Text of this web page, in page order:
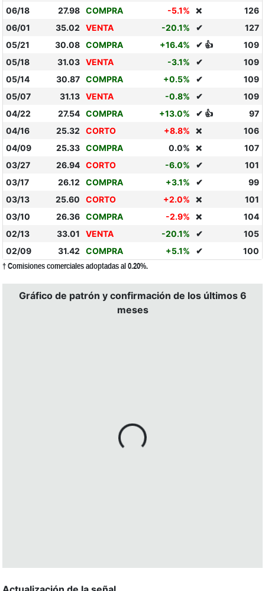
06/18
27.98 COMPRA -5.1% ❌
126
06/01
35.02 VENTA -20.1% ✔
127
05/21
30.08 COMPRA +16.4% ✔ 👍
109
05/18
31.03 VENTA -3.1% ✔
109
05/14
30.87 COMPRA +0.5% ✔
109
05/07
31.13 VENTA -0.8% ✔
109
04/22
27.54 COMPRA +13.0% ✔ 👍
97
04/16
25.32 CORTO +8.8% ❌
106
04/09
25.33 COMPRA 0.0% ❌
107
03/27
26.94 CORTO -6.0% ✔
101
03/17
26.12 COMPRA +3.1% ✔
99
03/13
25.60 CORTO +2.0% ❌
101
03/10
26.36 COMPRA -2.9% ❌
104
02/13
33.01 VENTA -20.1% ✔
105
02/09
31.42 COMPRA +5.1% ✔ 100
† Comisiones comerciales adoptadas al 0.20%.
Gráfico de patrón y confirmación de los últimos 6
meses